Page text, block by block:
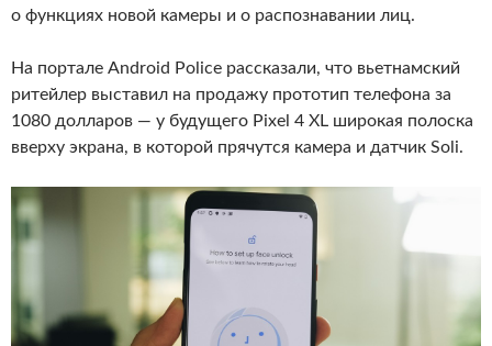
о функциях новой камеры и о распознавании лиц.
На портале Android Police рассказали, что вьетнамский
ритейлер выставил на продажу прототип телефона за
1080 долларов — у будущего Pixel 4 XL широкая полоска
вверху экрана, в которой прячутся камера и датчик Soli.